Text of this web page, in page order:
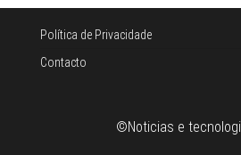
Política de Privacidade
Contacto
©Noticias e